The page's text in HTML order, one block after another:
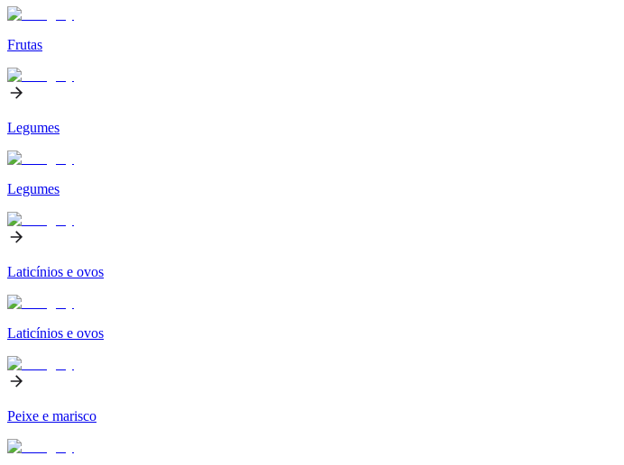
Frutas
Legumes
Legumes
Laticínios e ovos
Laticínios e ovos
Peixe e marisco